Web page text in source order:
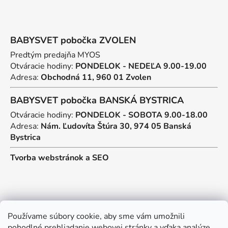
Používame súbory cookie, aby sme vám umožnili
BABYSVET pobočka ZVOLEN
Predtým predajňa MYOS
Otváracie hodiny: PONDELOK - NEDEĽA 9.00-19.00
Adresa: Obchodná 11, 960 01 Zvolen
BABYSVET pobočka BANSKÁ BYSTRICA
Otváracie hodiny: PONDELOK - SOBOTA 9.00-18.00
Adresa: Nám. Ľudovíta Štúra 30, 974 05 Banská
Bystrica
Tvorba webstránok a SEO
Kontakt